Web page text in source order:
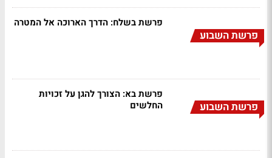
פרשת השבוע
פרשת בשלח: הדרך הארוכה אל המטרה
פרשת השבוע
פרשת בא: הצורך להגן על זכויות
החלשים